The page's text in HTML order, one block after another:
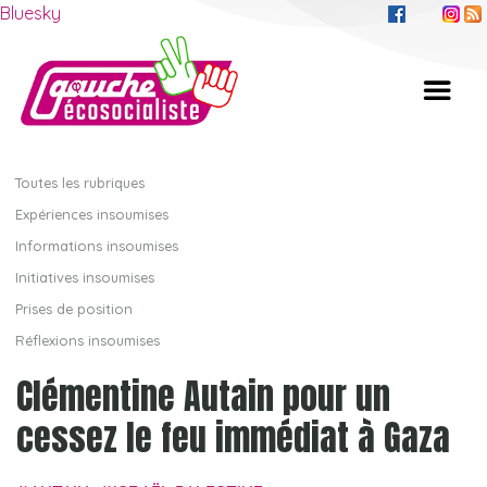
Bluesky
Toutes les rubriques
Expériences insoumises
Informations insoumises
Initiatives insoumises
Prises de position
Réflexions insoumises
Clémentine Autain pour un
cessez le feu immédiat à Gaza